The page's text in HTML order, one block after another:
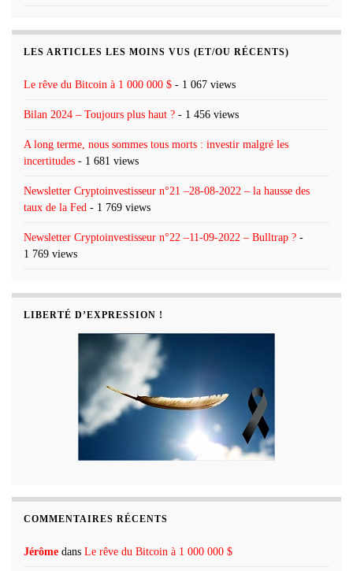
LES ARTICLES LES MOINS VUS (ET/OU RÉCENTS)
Le rêve du Bitcoin à 1 000 000 $ - 1 067 views
Bilan 2024 – Toujours plus haut ? - 1 456 views
A long terme, nous sommes tous morts : investir malgré les
incertitudes - 1 681 views
Newsletter Cryptoinvestisseur n°21 –28-08-2022 – la hausse des
taux de la Fed - 1 769 views
Newsletter Cryptoinvestisseur n°22 –11-09-2022 – Bulltrap ? -
1 769 views
LIBERTÉ D’EXPRESSION !
COMMENTAIRES RÉCENTS
Jérôme dans Le rêve du Bitcoin à 1 000 000 $